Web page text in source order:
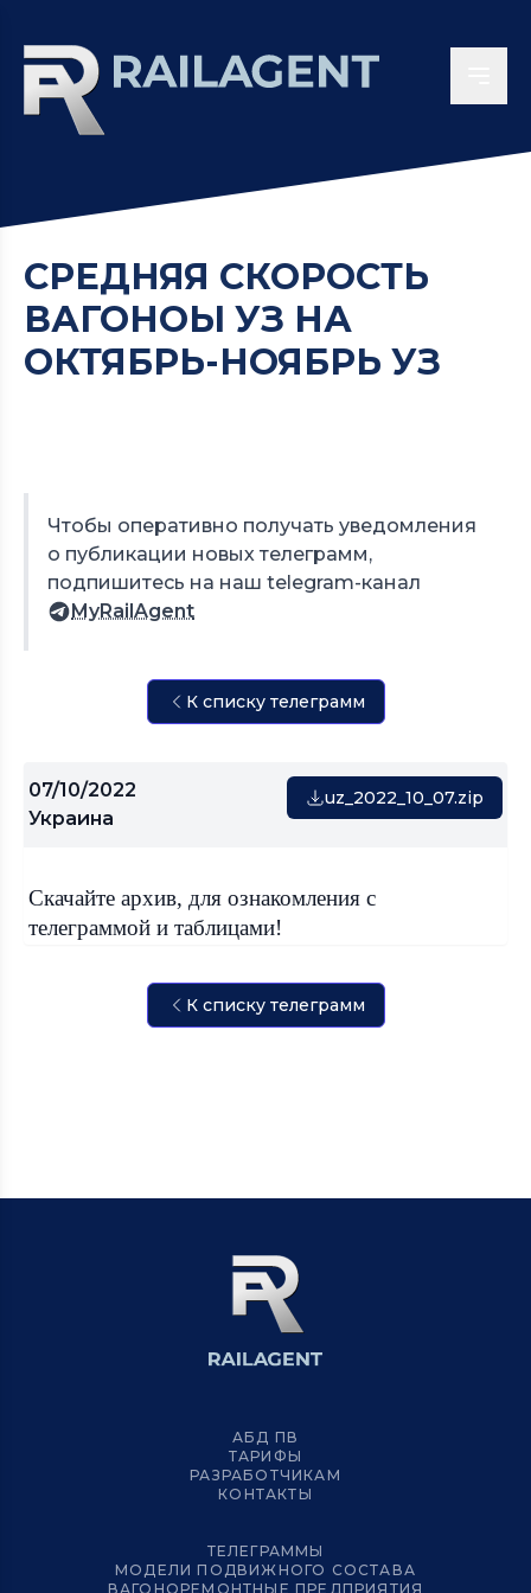
СРЕДНЯЯ СКОРОСТЬ
ВАГОНОЫ УЗ НА
ОКТЯБРЬ-НОЯБРЬ УЗ
Чтобы оперативно получать уведомления
о публикации новых телеграмм,
подпишитесь на наш telegram-канал
MyRailAgent
К списку телеграмм
07/10/2022
Украина
uz_2022_10_07.zip
Скачайте архив, для ознакомления с
телеграммой и таблицами!
К списку телеграмм
АБД ПВ
ТАРИФЫ
РАЗРАБОТЧИКАМ
КОНТАКТЫ
ТЕЛЕГРАММЫ
МОДЕЛИ ПОДВИЖНОГО СОСТАВА
ВАГОНОРЕМОНТНЫЕ ПРЕДПРИЯТИЯ